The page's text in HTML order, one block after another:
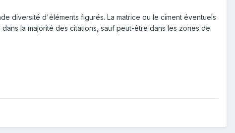
diversité d'éléments figurés. La matrice ou le ciment éventuels
la majorité des citations, sauf peut-être dans les zones de